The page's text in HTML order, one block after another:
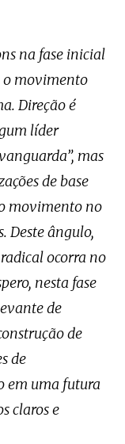
na fase inicial
o movimento
Direção é
líder
mas
de base
movimento no
Deste ângulo,
ocorra no
nesta fase
de
de
de
em uma futura
claros e